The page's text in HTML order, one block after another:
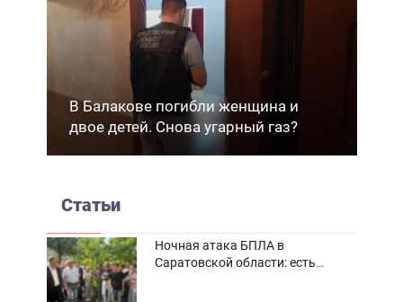
В Балакове погибли женщина и
двое детей. Снова угарный газ?
Статьи
Ночная атака БПЛА в
Саратовской области: есть